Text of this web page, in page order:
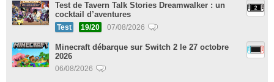
Test de Tavern Talk Stories Dreamwalker : un
cocktail d’aventures
Test 19/20 07/08/2026
Minecraft débarque sur Switch 2 le 27 octobre
2026
06/08/2026